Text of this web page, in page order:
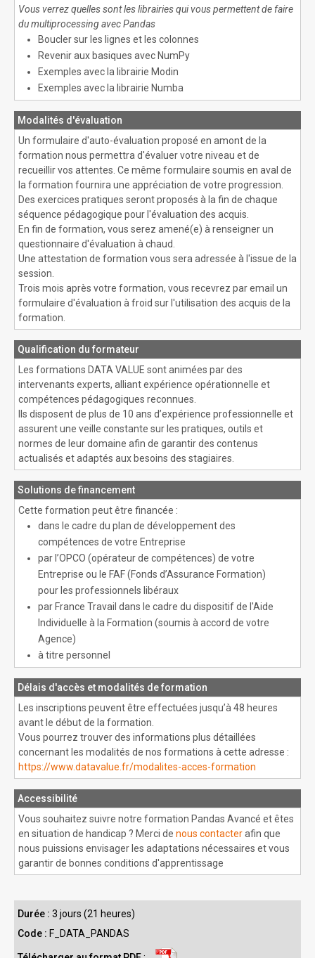
Vous verrez quelles sont les librairies qui vous permettent de faire
du multiprocessing avec Pandas
Boucler sur les lignes et les colonnes
Revenir aux basiques avec NumPy
Exemples avec la librairie Modin
Exemples avec la librairie Numba
Modalités d'évaluation
Un formulaire d'auto-évaluation proposé en amont de la
formation nous permettra d'évaluer votre niveau et de
recueillir vos attentes. Ce même formulaire soumis en aval de
la formation fournira une appréciation de votre progression.
Des exercices pratiques seront proposés à la fin de chaque
séquence pédagogique pour l'évaluation des acquis.
En fin de formation, vous serez amené(e) à renseigner un
questionnaire d'évaluation à chaud.
Une attestation de formation vous sera adressée à l'issue de la
session.
Trois mois après votre formation, vous recevrez par email un
formulaire d'évaluation à froid sur l'utilisation des acquis de la
formation.
Qualification du formateur
Les formations DATA VALUE sont animées par des
intervenants experts, alliant expérience opérationnelle et
compétences pédagogiques reconnues.
Ils disposent de plus de 10 ans d’expérience professionnelle et
assurent une veille constante sur les pratiques, outils et
normes de leur domaine afin de garantir des contenus
actualisés et adaptés aux besoins des stagiaires.
Solutions de financement
Cette formation peut être financée :
dans le cadre du plan de développement des
compétences de votre Entreprise
par l’OPCO (opérateur de compétences) de votre
Entreprise ou le FAF (Fonds d’Assurance Formation)
pour les professionnels libéraux
par France Travail dans le cadre du dispositif de l'Aide
Individuelle à la Formation (soumis à accord de votre
Agence)
à titre personnel
Délais d'accès et modalités de formation
Les inscriptions peuvent être effectuées jusqu’à 48 heures
avant le début de la formation.
Vous pourrez trouver des informations plus détaillées
concernant les modalités de nos formations à cette adresse :
https://www.datavalue.fr/modalites-acces-formation
Accessibilité
Vous souhaitez suivre notre formation Pandas Avancé et êtes
en situation de handicap ? Merci de nous contacterafin que
nous puissions envisager les adaptations nécessaires et vous
garantir de bonnes conditions d'apprentissage
Durée : 3 jours (21 heures)
Code : F_DATA_PANDAS